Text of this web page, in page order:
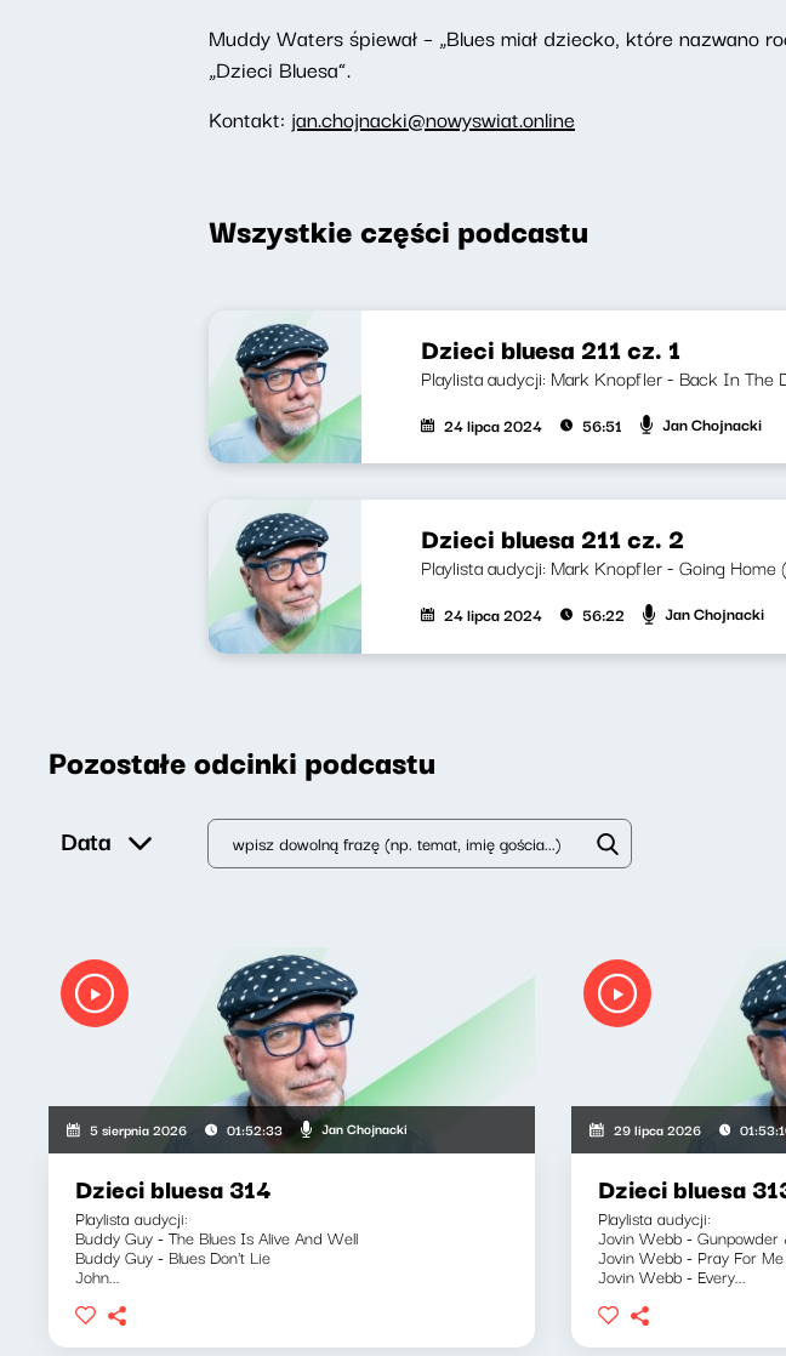
Muddy Waters śpiewał – „Blues miał dziecko, które nazwano
„Dzieci Bluesa”.
Kontakt: jan.chojnacki@nowyswiat.online
Wszystkie części podcastu
Dzieci bluesa 211 cz. 1
Playlista audycji: Mark Knopfler - Back In The
24 lipca 2024 56:51 Jan Chojnacki
Dzieci bluesa 211 cz. 2
Playlista audycji: Mark Knopfler - Going Home
24 lipca 2024 56:22 Jan Chojnacki
Pozostałe odcinki podcastu
Data
5 sierpnia 2026 01:52:33 Jan Chojnacki
Dzieci bluesa 314
Playlista audycji:
Buddy Guy - The Blues Is Alive And Well
Buddy Guy - Blues Don't Lie
John...
29 lipca 2026
Dzieci bluesa
Playlista audycji:
Jovin Webb - Gunpowder
Jovin Webb - Pray For Me
Jovin Webb - Every...